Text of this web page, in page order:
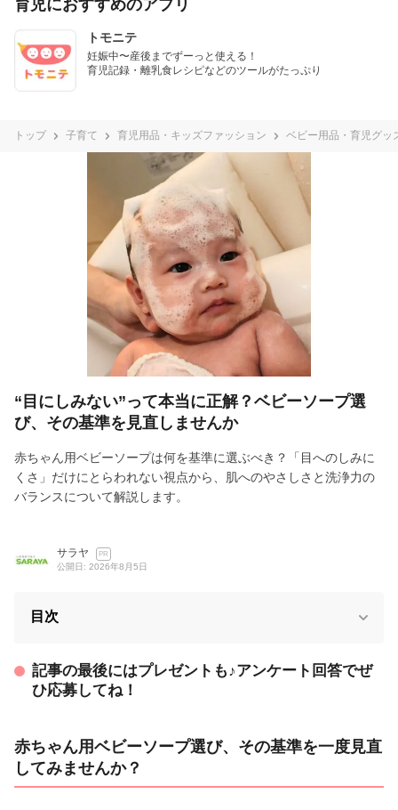
育児におすすめのアプリ
トモニテ
妊娠中〜産後までずーっと使える！
育児記録・離乳食レシピなどのツールがたっぷり
トップ 子育て 育児用品・キッズファッション ベビー用品・育児グッ
“目にしみない”って本当に正解？ベビーソープ選
び、その基準を見直しませんか
赤ちゃん用ベビーソープは何を基準に選ぶべき？「目へのしみに
くさ」だけにとらわれない視点から、肌へのやさしさと洗浄力の
バランスについて解説します。
サラヤ PR
公開日: 2026年8月5日
目次
記事の最後にはプレゼントも♪アンケート回答でぜ
ひ応募してね！
赤ちゃん用ベビーソープ選び、その基準を一度見直
してみませんか？